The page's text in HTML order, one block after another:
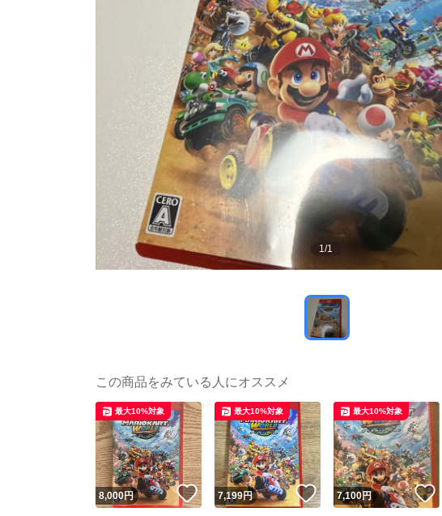
1/1
この商品をみている人にオススメ
8,000円 いいね！
最大10%対象
7,199円 いいね！
最大10%対象
7,100円
最大10%対象